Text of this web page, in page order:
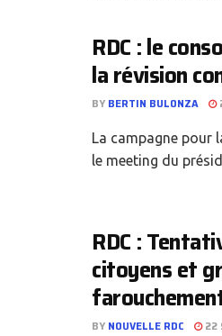
RDC : le
la révision
BY BERTIN BULONZA
La campagne pour
le meeting du
RDC :
citoyens et
BY NOUVELLE RDC 22